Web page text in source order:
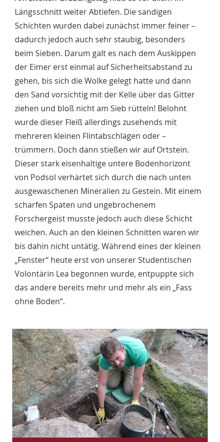
Längsschnitt weiter Abtiefen. Die sandigen
Schichten wurden dabei zunächst immer feiner –
dadurch jedoch auch sehr staubig, besonders
beim Sieben. Darum galt es nach dem Auskippen
der Eimer erst einmal auf Sicherheitsabstand zu
gehen, bis sich die Wolke gelegt hatte und dann
den Sand vorsichtig mit der Kelle über das Gitter
ziehen und bloß nicht am Sieb rütteln! Belohnt
wurde dieser Fleiß allerdings zusehends mit
mehreren kleinen Flintabschlägen oder –
trümmern. Doch dann stießen wir auf Ortstein.
Dieser stark eisenhaltige untere Bodenhorizont
von Podsol verhärtet sich durch die nach unten
ausgewaschenen Mineralien zu Gestein. Mit einem
scharfen Spaten und ungebrochenem
Forschergeist musste jedoch auch diese Schicht
weichen. Auch an den kleinen Schnitten waren wir
bis dahin nicht untätig. Während eines der kleinen
„Fenster“ heute erst von unserer Studentischen
Volontärin Lea begonnen wurde, entpuppte sich
das andere bereits mehr und mehr als ein „Fass
ohne Boden“.